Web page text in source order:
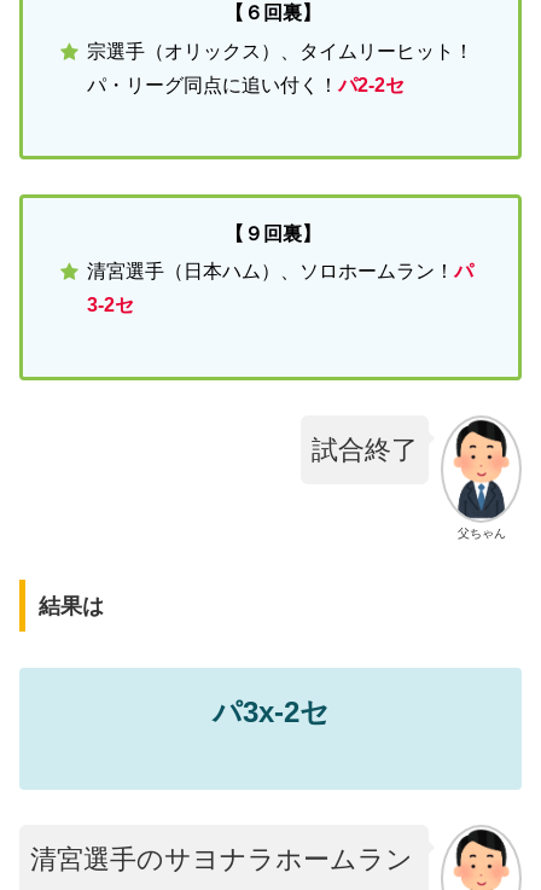
【６回裏】
宗選手（オリックス）、タイムリーヒット！
パ・リーグ同点に追い付く！パ2-2セ
【９回裏】
清宮選手（日本ハム）、ソロホームラン！パ
3-2セ
父ちゃん
試合終了
結果は
パ3x-2セ
清宮選手のサヨナラホームラン